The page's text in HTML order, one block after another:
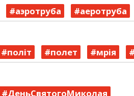
#аэротруба #аеротруба
#політ #полет #мрія
#ДеньСвятогоМиколая